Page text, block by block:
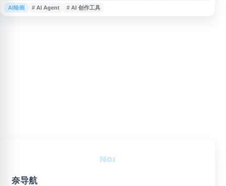
平台集成AI对话、文生图、图生图等多模态内容生成功能，支持智能抠图、背
景消除、图像扩展等实用操作。用户可通过文字描述生成图像，或上传参考图
AI绘画 # AI Agent # AI 创作工具
奈导航